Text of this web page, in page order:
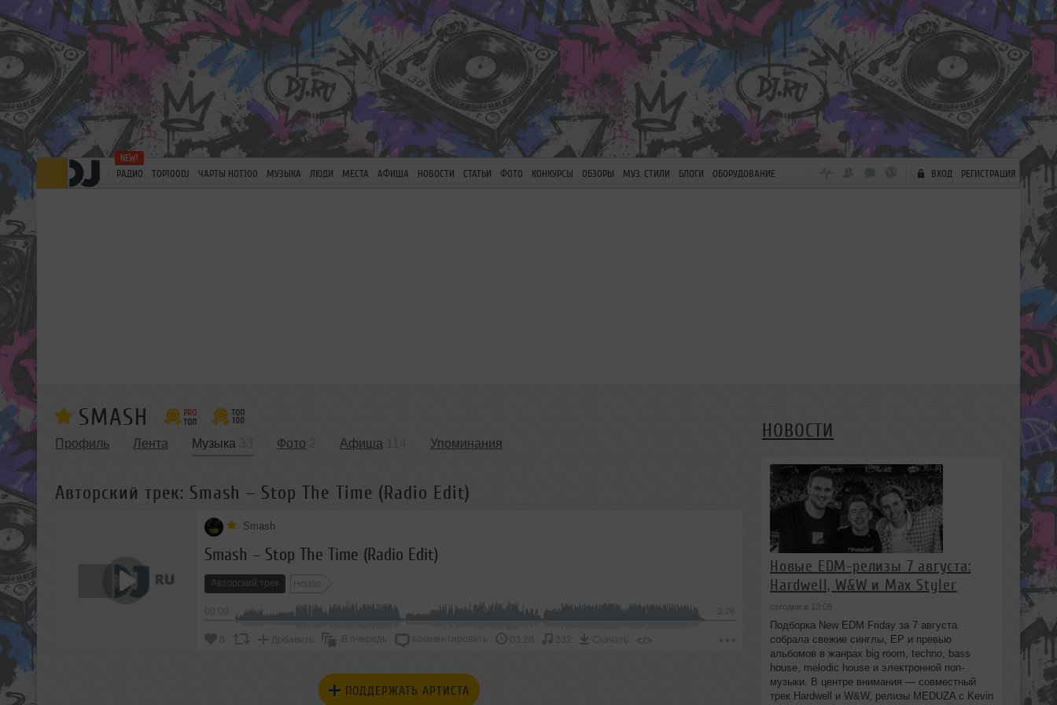
РАДИО TOP100DJ ЧАРТЫ HOT100 МУЗЫКА ЛЮДИ МЕСТА АФИША НОВОСТИ СТАТЬИ ФОТО КОНКУРСЫ ОБЗОРЫ МУЗ. СТИЛИ БЛОГИ ОБОРУДОВАНИЕ ВХОД РЕГИСТРАЦИЯ
SMASH
Профиль Лента Музыка Фото Афиша Упоминания
Авторский трек: Smash – Stop The Time (Radio Edit)
Smash
Smash – Stop The Time (Radio Edit)
Авторский трек House
-3:28
Добавить В очередь Комментировать 03:28 232 Скачать </>
ПОДДЕРЖАТЬ АРТИСТА
НОВОСТИ
Новые EDM-релизы 7 августа:
Hardwell, W&W и Max Styler
сегодня в 13:08
Подборка New EDM Friday за 7 августа
собрала свежие синглы, EP и превью
альбомов в жанрах big room, techno, bass
house, melodic house и электронной поп-
музыки. В центре внимания — совместный
трек Hardwell и W&W, релизы MEDUZA с Kevin